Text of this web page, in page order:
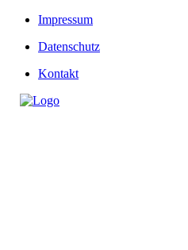
Impressum
Datenschutz
Kontakt